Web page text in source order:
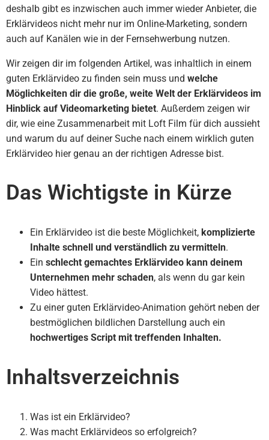
deshalb gibt es inzwischen auch immer wieder Anbieter, die
Erklärvideos nicht mehr nur im Online-Marketing, sondern
auch auf Kanälen wie in der Fernsehwerbung nutzen.
Wir zeigen dir im folgenden Artikel, was inhaltlich in einem
guten Erklärvideo zu finden sein muss und welche
Möglichkeiten dir die große, weite Welt der Erklärvideos im
Hinblick auf Videomarketing bietet. Außerdem zeigen wir
dir, wie eine Zusammenarbeit mit Loft Film für dich aussieht
und warum du auf deiner Suche nach einem wirklich guten
Erklärvideo hier genau an der richtigen Adresse bist.
Das Wichtigste in Kürze
Ein Erklärvideo ist die beste Möglichkeit, komplizierte
Inhalte schnell und verständlich zu vermitteln.
Ein schlecht gemachtes Erklärvideo kann deinem
Unternehmen mehr schaden, als wenn du gar kein
Video hättest.
Zu einer guten Erklärvideo-Animation gehört neben der
bestmöglichen bildlichen Darstellung auch ein
hochwertiges Script mit treffenden Inhalten.
Inhaltsverzeichnis
Was ist ein Erklärvideo?
Was macht Erklärvideos so erfolgreich?